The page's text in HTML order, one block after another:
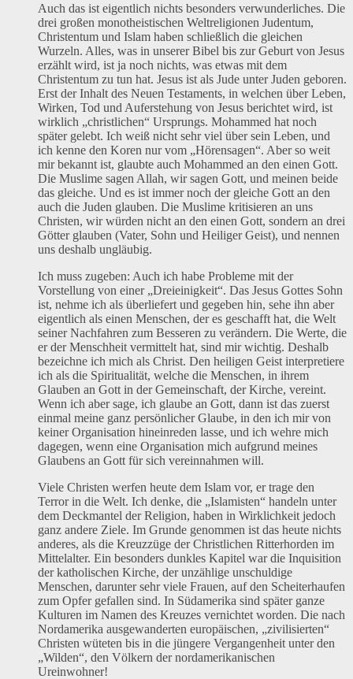
Auch das ist eigentlich nichts besonders verwunderliches. Die
drei großen monotheistischen Weltreligionen Judentum,
Christentum und Islam haben schließlich die gleichen
Wurzeln. Alles, was in unserer Bibel bis zur Geburt von Jesus
erzählt wird, ist ja noch nichts, was etwas mit dem
Christentum zu tun hat. Jesus ist als Jude unter Juden geboren.
Erst der Inhalt des Neuen Testaments, in welchen über Leben,
Wirken, Tod und Auferstehung von Jesus berichtet wird, ist
wirklich „christlichen“ Ursprungs. Mohammed hat noch
später gelebt. Ich weiß nicht sehr viel über sein Leben, und
ich kenne den Koren nur vom „Hörensagen“. Aber so weit
mir bekannt ist, glaubte auch Mohammed an den einen Gott.
Die Muslime sagen Allah, wir sagen Gott, und meinen beide
das gleiche. Und es ist immer noch der gleiche Gott an den
auch die Juden glauben. Die Muslime kritisieren an uns
Christen, wir würden nicht an den einen Gott, sondern an drei
Götter glauben (Vater, Sohn und Heiliger Geist), und nennen
uns deshalb ungläubig.
Ich muss zugeben: Auch ich habe Probleme mit der
Vorstellung von einer „Dreieinigkeit“. Das Jesus Gottes Sohn
ist, nehme ich als überliefert und gegeben hin, sehe ihn aber
eigentlich als einen Menschen, der es geschafft hat, die Welt
seiner Nachfahren zum Besseren zu verändern. Die Werte, die
er der Menschheit vermittelt hat, sind mir wichtig. Deshalb
bezeichne ich mich als Christ. Den heiligen Geist interpretiere
ich als die Spiritualität, welche die Menschen, in ihrem
Glauben an Gott in der Gemeinschaft, der Kirche, vereint.
Wenn ich aber sage, ich glaube an Gott, dann ist das zuerst
einmal meine ganz persönlicher Glaube, in den ich mir von
keiner Organisation hineinreden lasse, und ich wehre mich
dagegen, wenn eine Organisation mich aufgrund meines
Glaubens an Gott für sich vereinnahmen will.
Viele Christen werfen heute dem Islam vor, er trage den
Terror in die Welt. Ich denke, die „Islamisten“ handeln unter
dem Deckmantel der Religion, haben in Wirklichkeit jedoch
ganz andere Ziele. Im Grunde genommen ist das heute nichts
anderes, als die Kreuzzüge der Christlichen Ritterhorden im
Mittelalter. Ein besonders dunkles Kapitel war die Inquisition
der katholischen Kirche, der unzählige unschuldige
Menschen, darunter sehr viele Frauen, auf den Scheiterhaufen
zum Opfer gefallen sind. In Südamerika sind später ganze
Kulturen im Namen des Kreuzes vernichtet worden. Die nach
Nordamerika ausgewanderten europäischen, „zivilisierten“
Christen wüteten bis in die jüngere Vergangenheit unter den
„Wilden“, den Völkern der nordamerikanischen
Ureinwohner!